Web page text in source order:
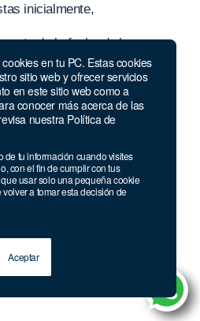
en tu PC. Estas cookies
sitio web y ofrecer servicios
en este sitio web como a
conocer más acerca de las
nuestra Política de
de tu información cuando visites
con el fin de cumplir con tus
usar solo una pequeña cookie
a tomar esta decisión de
Aceptar
inicialmente,
de la fecha de las
por los mismos medios
del Proceso de
con dos (2) días hábiles de
iniciación del periodo
con fechas o
las pruebas, serán
menos dos (2) días hábiles
inicialmente prevista para